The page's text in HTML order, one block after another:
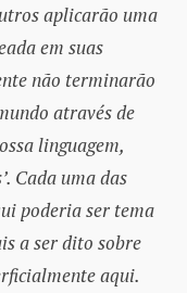
aplicarão uma
em suas
não terminarão
através de
linguagem,
Cada uma das
poderia ser tema
a ser dito sobre
aqui.